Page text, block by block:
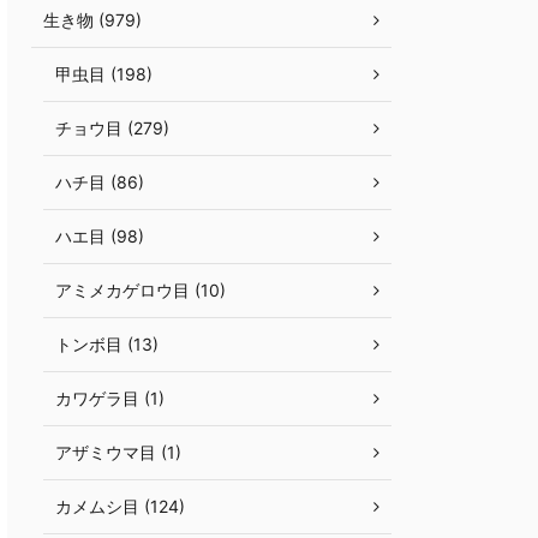
生き物 (979)
甲虫目 (198)
チョウ目 (279)
ハチ目 (86)
ハエ目 (98)
アミメカゲロウ目 (10)
トンボ目 (13)
カワゲラ目 (1)
アザミウマ目 (1)
カメムシ目 (124)